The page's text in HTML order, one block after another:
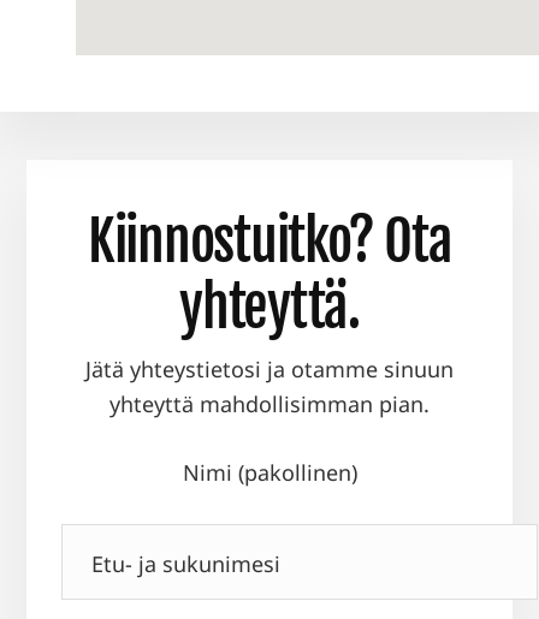
Kiinnostuitko? Ota
yhteyttä.
Jätä yhteystietosi ja otamme sinuun
yhteyttä mahdollisimman pian.
Nimi (pakollinen)